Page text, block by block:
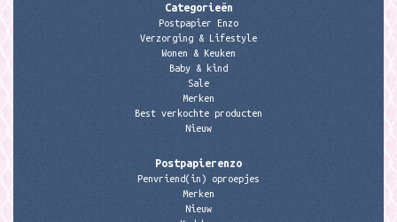
Categorieën
Postpapier Enzo
Verzorging & Lifestyle
Wonen & Keuken
Baby & kind
Sale
Merken
Best verkochte producten
Nieuw
Postpapierenzo
Penvriend(in) oproepjes
Merken
Nieuw